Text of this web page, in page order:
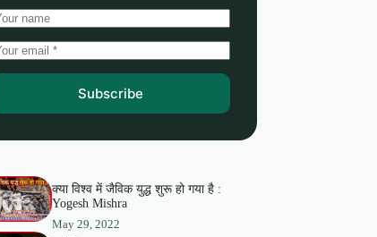
Subscribe
क्या विश्व में जैविक युद्ध शुरू हो गया है :
Yogesh Mishra
May 29, 2022